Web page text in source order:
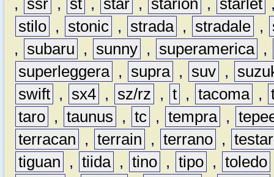
,
ssr , st , star , starion , starlet
stilo , stonic , strada , stradale ,
,
subaru , sunny , superamerica ,
superleggera , supra , suv ,
swift , sx4 , sz/rz , t , tacoma ,
taro , taunus , tc , tempra ,
terracan
, terrain , terrano ,
tiguan
, tiida , tino , tipo , toledo